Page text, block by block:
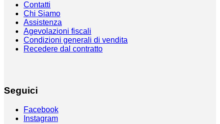
Contatti
Chi Siamo
Assistenza
Agevolazioni fiscali
Condizioni generali di vendita
Recedere dal contratto
Seguici
Facebook
Instagram